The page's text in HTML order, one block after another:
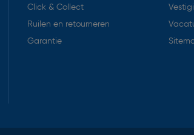
Click & Collect
Ruilen en retourneren
Garantie